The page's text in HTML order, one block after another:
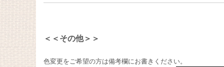
＜＜その他＞＞
色変更をご希望の方は備考欄にお書きください。